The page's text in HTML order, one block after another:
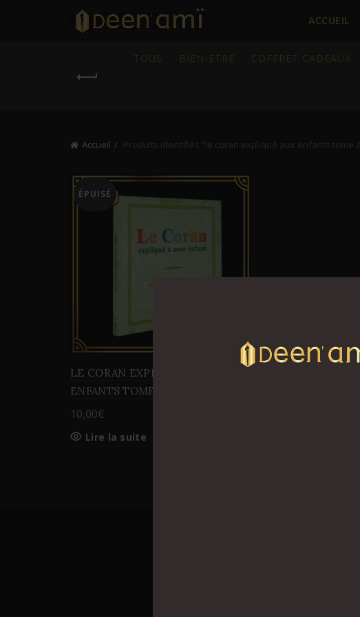
ACCUEIL
TOUS BIEN-ETRE COFFRET CADEAUX
Accueil Produits identifiés “le coran expliqué aux enfants tome 2”
ÉPUISÉ
LE CORAN EXPLIQUE AUX
ENFANTS TOME 2
10,00€
Lire la suite